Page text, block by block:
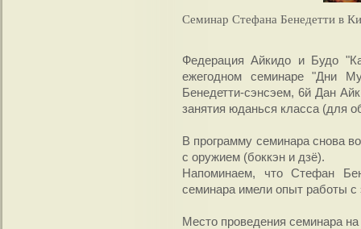
Семинар Стефана Бенедетти в
Федерация Айкидо и Будо
ежегодном семинаре "Дни
Бенедетти-сэнсэем, 6й Дан
занятия юданься класса (для
В программу семинара снова
с оружием (боккэн и дзё).
Напоминаем, что Стефан
семинара имели опыт работы
Место проведения семинара